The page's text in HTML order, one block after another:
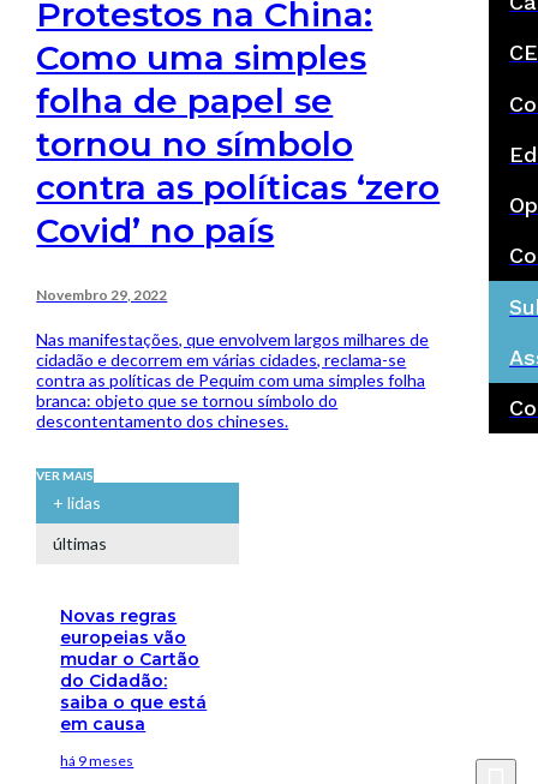
Protestos na China:
Como uma simples
folha de papel se
tornou no símbolo
contra as políticas ‘zero
Covid’ no país
Novembro 29, 2022
Nas manifestações, que envolvem largos milhares de
cidadão e decorrem em várias cidades, reclama-se
contra as políticas de Pequim com uma simples folha
branca: objeto que se tornou símbolo do
descontentamento dos chineses.
VER MAIS
+ lidas
últimas
Novas regras
europeias vão
mudar o Cartão
do Cidadão:
saiba o que está
em causa
há 9 meses